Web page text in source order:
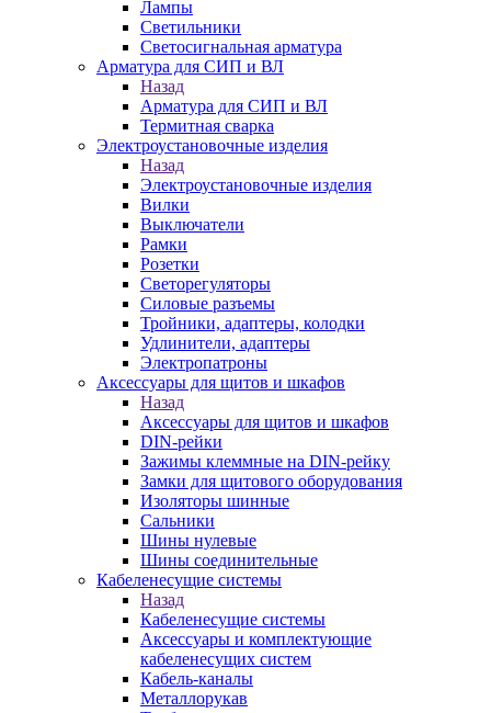
Лампы
Светильники
Светосигнальная арматура
Арматура для СИП и ВЛ
Назад
Арматура для СИП и ВЛ
Термитная сварка
Электроустановочные изделия
Назад
Электроустановочные изделия
Вилки
Выключатели
Рамки
Розетки
Светорегуляторы
Силовые разъемы
Тройники, адаптеры, колодки
Удлинители, адаптеры
Электропатроны
Аксессуары для щитов и шкафов
Назад
Аксессуары для щитов и шкафов
DIN-рейки
Зажимы клеммные на DIN-рейку
Замки для щитового оборудования
Изоляторы шинные
Сальники
Шины нулевые
Шины соединительные
Кабеленесущие системы
Назад
Кабеленесущие системы
Аксессуары и комплектующие
кабеленесущих систем
Кабель-каналы
Металлорукав